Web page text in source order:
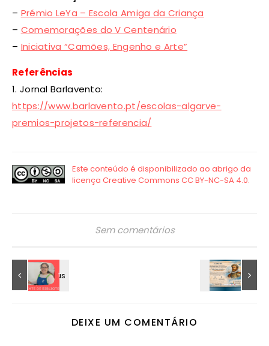
– Prémio LeYa – Escola Amiga da Criança
– Comemorações do V Centenário
– Iniciativa “Camões, Engenho e Arte”
Referências
1. Jornal Barlavento:
https://www.barlavento.pt/escolas-algarve-
premios-projetos-referencia/
Sem comentários
DEIXE UM COMENTÁRIO